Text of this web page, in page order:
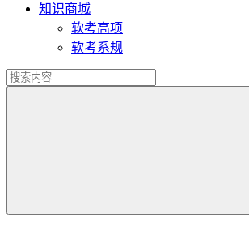
知识商城
软考高项
软考系规